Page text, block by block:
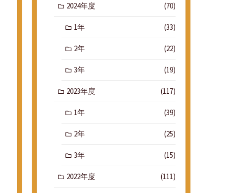
2024年度 (70)
1年 (33)
2年 (22)
3年 (19)
2023年度 (117)
1年 (39)
2年 (25)
3年 (15)
2022年度 (111)